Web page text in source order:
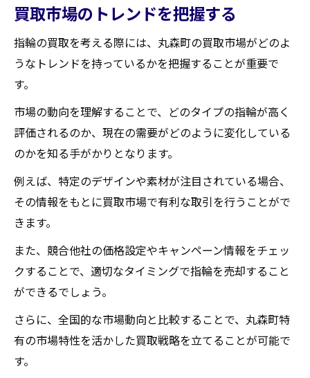
買取市場のトレンドを把握する
指輪の買取を考える際には、丸森町の買取市場がどのよ
うなトレンドを持っているかを把握することが重要で
す。
市場の動向を理解することで、どのタイプの指輪が高く
評価されるのか、現在の需要がどのように変化している
のかを知る手がかりとなります。
例えば、特定のデザインや素材が注目されている場合、
その情報をもとに買取市場で有利な取引を行うことがで
きます。
また、競合他社の価格設定やキャンペーン情報をチェッ
クすることで、適切なタイミングで指輪を売却すること
ができるでしょう。
さらに、全国的な市場動向と比較することで、丸森町特
有の市場特性を活かした買取戦略を立てることが可能で
す。